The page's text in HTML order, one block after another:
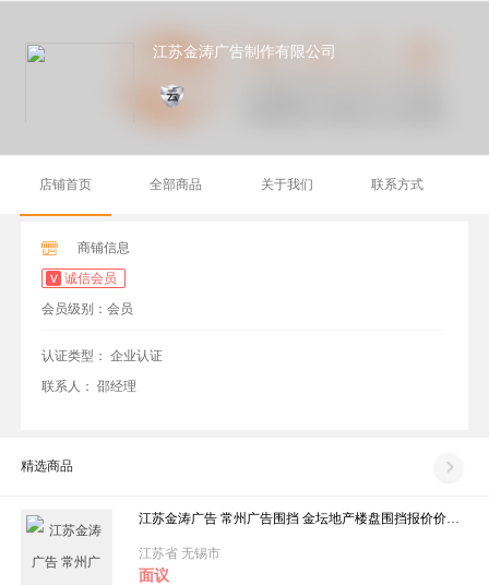
江苏金涛广告制作有限公司
店铺首页 全部商品 关于我们 联系方式
商铺信息
诚信会员
会员级别：会员
认证类型： 企业认证
联系人： 邵经理
精选商品
江苏金涛广告 常州广告围挡 金坛地产楼盘围挡报价价格低 中梁地产入库供应商
江苏省 无锡市
面议